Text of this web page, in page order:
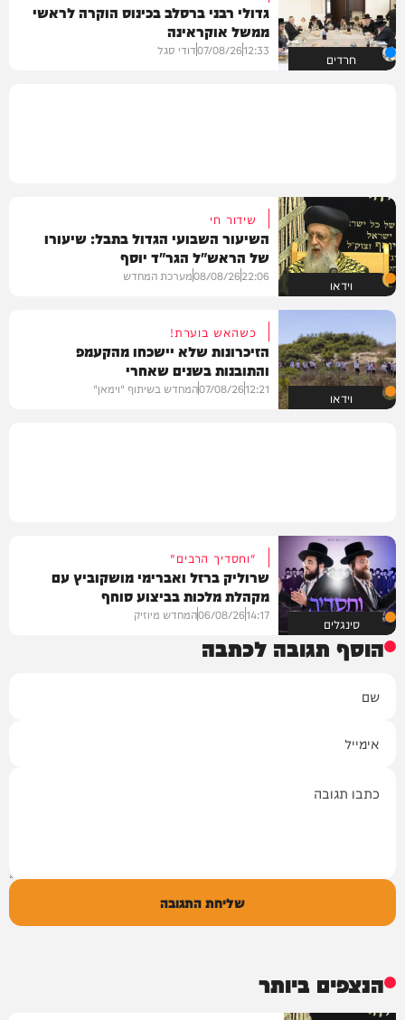
חרדים
גדולי רבני ברסלב בכינוס הוקרה לראשי
ממשל אוקראינה
12:33
07/08/26דודי סגל
וידאו
שידור חי
השיעור השבועי הגדול בתבל: שיעורו
של הראש"ל הגר"ד יוסף
22:06
08/08/26מערכת המחדש
וידאו
כשהאש בוערת!
הזיכרונות שלא יישכחו מהקעמפ
והתובנות בשנים שאחרי
12:21
07/08/26המחדש בשיתוף "וימאן"
סינגלים
"וחסדיך הרבים"
שרוליק ברזל ואברימי מושקוביץ עם
מקהלת מלכות בביצוע סוחף
14:17
06/08/26המחדש מיוזיק
הוסף תגובה לכתבה
שליחת התגובה
הנצפים ביותר